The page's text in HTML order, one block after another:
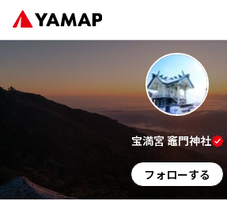
宝満宮 竈門神社
フォローする